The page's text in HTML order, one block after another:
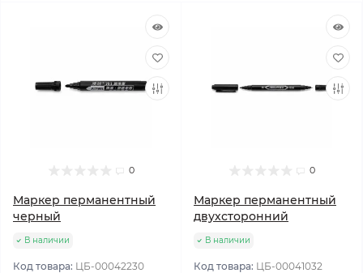
0
Маркер перманентный
черный
В наличии
Код товара: ЦБ-00042230
0
Маркер перманентный
двухсторонний
В наличии
Код товара: ЦБ-00041032